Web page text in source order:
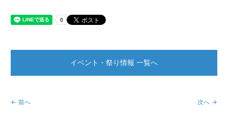
← 前へ 次へ →
イベント・祭り情報 一覧へ